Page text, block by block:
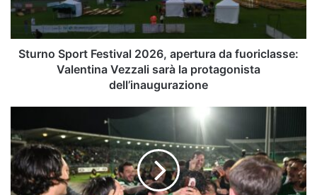
fuoriclasse:
Valentina
Vezzali
sarà
Sturno Sport Festival 2026, apertura da fuoriclasse:
Valentina Vezzali sarà la protagonista
dell’inaugurazione
perché
il
contributo
dalla
panchina